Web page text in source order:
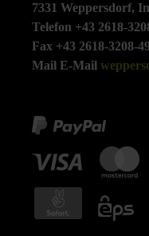
7331 Weppersdorf,
Telefon +43 2618-
Fax +43 2618-3208-
Mail E-Mail